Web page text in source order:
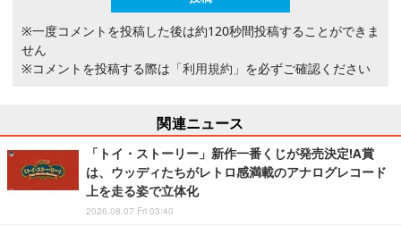
※一度コメントを投稿した後は約120秒間投稿することができま
せん
※コメントを投稿する際は 「利用規約」 を必ずご確認ください
関連ニュース
「トイ・ストーリー」新作一番くじが発売決定!A賞
は、ウッディたちがレトロ感満載のアナログレコード
上を走る姿で立体化
2026.08.07 Fri 03:40